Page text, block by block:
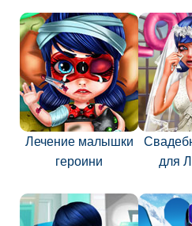
Лечение малышки
героини
для